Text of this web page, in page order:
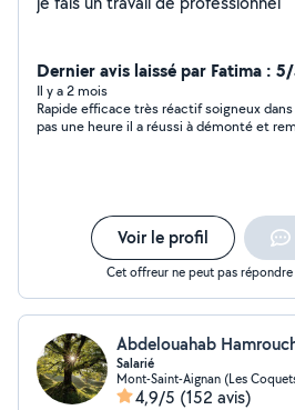
Dernier avis laissé par Fatima :
Il y a 2 mois
Rapide efficace très réactif soigneux dans son
pas une heure il a réussi à démonté et
Voir le profil
Cet offreur ne peut pas
Abdelouahab
Salarié
Mont-Saint-Aignan (Les
4,9/5 (152 avis)